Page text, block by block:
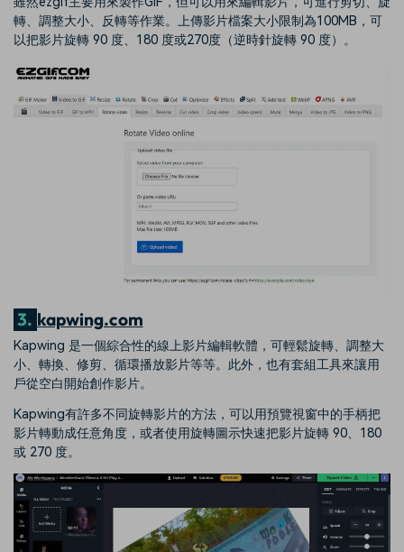
轉、調整大小、反轉等作業。上傳影片檔案大小限制為100MB，可
以把影片旋轉 90 度、180 度或270度（逆時針旋轉 90 度）。
3. kapwing.com
Kapwing 是一個綜合性的線上影片編輯軟體，可輕鬆旋轉、調整大
小、轉換、修剪、循環播放影片等等。此外，也有套組工具來讓用
戶從空白開始創作影片。
Kapwing有許多不同旋轉影片的方法，可以用預覽視窗中的手柄把
影片轉動成任意角度，或者使用旋轉圖示快速把影片旋轉 90、180
或 270 度。